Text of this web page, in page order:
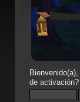
Bienvenido(a),
de activación?